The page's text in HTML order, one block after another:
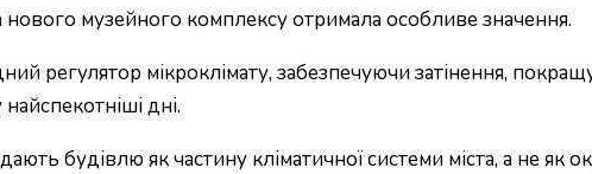
музейного комплексу отримала особливе значення.
регулятор мікроклімату, забезпечуючи затінення,
дні.
будівлю як частину кліматичної системи міста, а не як